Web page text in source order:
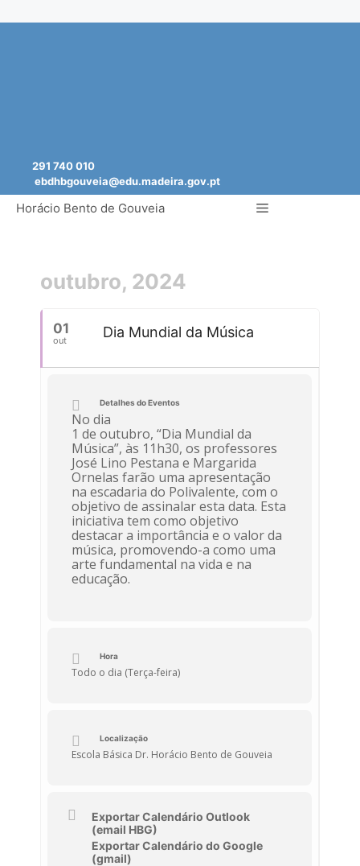
291 740 010
ebdhbgouveia@edu.madeira.gov.pt
Horácio Bento de Gouveia Menu
outubro, 2024
01
out Dia Mundial da Música
Detalhes do Eventos
No dia
1 de outubro, “Dia Mundial da
Música”, às 11h30, os professores
José Lino Pestana e Margarida
Ornelas farão uma apresentação
na escadaria do Polivalente, com o
objetivo de assinalar esta data. Esta
iniciativa tem como objetivo
destacar a importância e o valor da
música, promovendo-a como uma
arte fundamental na vida e na
educação.
Hora
Todo o dia (Terça-feira)
Localização
Escola Básica Dr. Horácio Bento de Gouveia
Exportar Calendário Outlook
(email HBG)
Exportar Calendário do Google
(gmail)